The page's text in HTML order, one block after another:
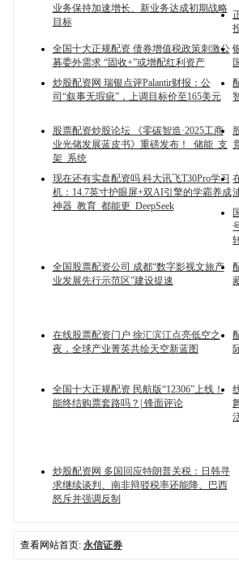
业务保持加速增长、新业务达成初期战略
目标
全国十大正规配资 债券增值税政策刺激公
募委外需求 “固收+”或增配红利资产
炒股配资网 瑞银点评Palantir财报：公
司“叙事无瑕疵”，上调目标价至165美元
股票配资炒股论坛 《零碳智造·2025工商
业光储发展蓝皮书》重磅发布！_储能_支
架_系统
现在还有实盘配资吗 科大讯飞T30Pro学习
机：14.7英寸护眼屏+双AI引擎的学霸养成
神器_教育_都能更_DeepSeek
全国股票配资公司 成都“数字影视文旅产
业发展先行示范区”建设提速
在线股票配资门户 徐汇滨江点亮低空之
夜，全球产业菁英共绘天空新蓝图
全国十大正规配资 民航版“12306”上线！
能终结购票套路吗？| 锋面评论
炒股配资网 多国回应特朗普关税：日韩寻
求继续谈判、南非辩驳税率还能降、巴西
怒斥并强调反制
查看网站首页: 永信证券